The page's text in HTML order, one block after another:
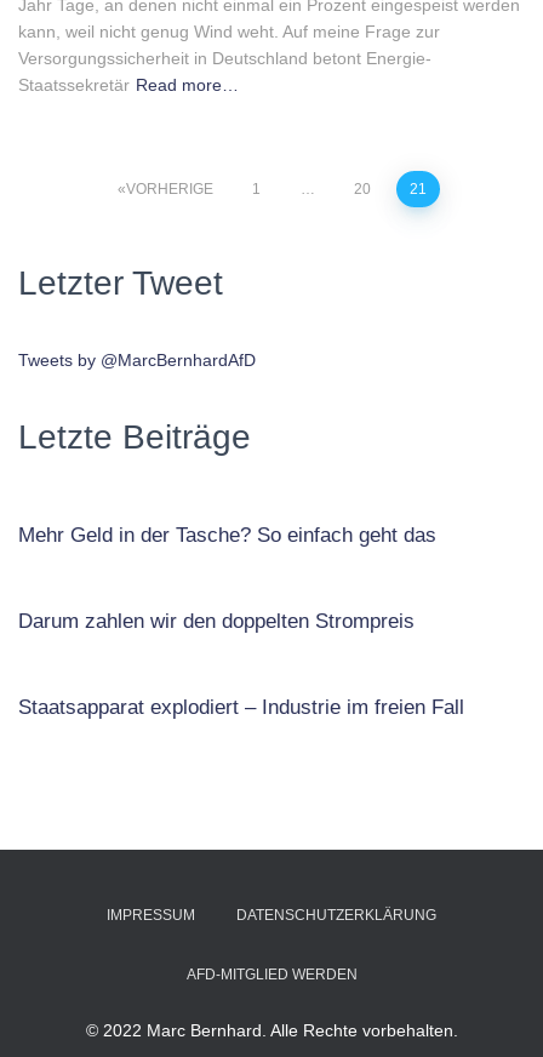
Jahr Tage, an denen nicht einmal ein Prozent eingespeist werden
kann, weil nicht genug Wind weht. Auf meine Frage zur
Versorgungssicherheit in Deutschland betont Energie-
Staatssekretär Read more…
Beitragsnavigation
VORHERIGE 1 … 20 21
Letzter Tweet
Tweets by @MarcBernhardAfD
Letzte Beiträge
Mehr Geld in der Tasche? So einfach geht das
Darum zahlen wir den doppelten Strompreis
Staatsapparat explodiert – Industrie im freien Fall
IMPRESSUM DATENSCHUTZERKLÄRUNG
AFD-MITGLIED WERDEN
© 2022 Marc Bernhard. Alle Rechte vorbehalten.